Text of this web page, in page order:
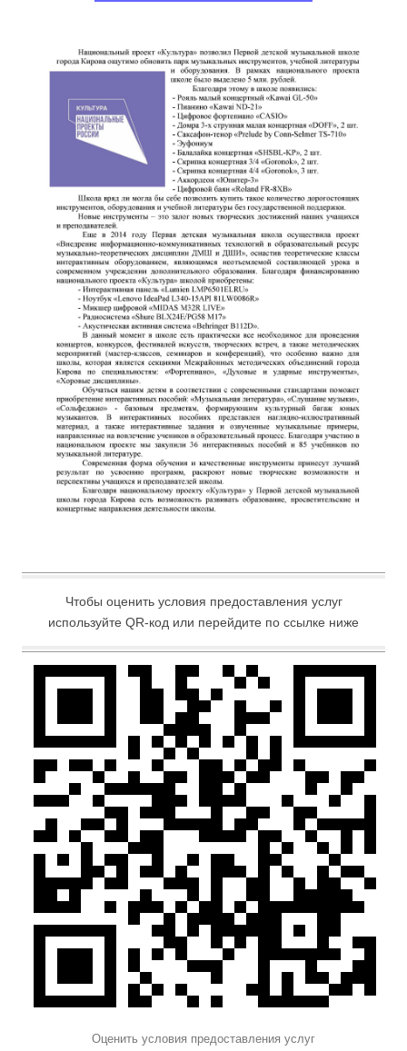
Чтобы оценить условия предоставления услуг
используйте QR-код или перейдите по ссылке ниже
Оценить условия предоставления услуг